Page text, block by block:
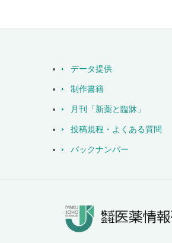
データ提供
制作書籍
月刊「新薬と臨牀」
投稿規程・よくある質問
バックナンバー